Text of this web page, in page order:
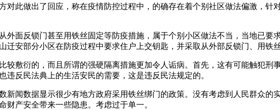
对此做出了回应，称在疫情防控过程中，的确存在着个别社区做法偏激，
外面反锁门甚至用铁丝固定等防疫措施，属于个别小区做法不当，当地已
迁安部分小区在防疫过程中要求住户上交钥匙，并采取从外部反锁门、用铁
较敷衍的，而且所谓的强硬隔离措施更加令人诟病。首先，这有可能触犯
违反民法典上的生活安民的需要，这是违反民法规定的。
新闻数据显示很少有地方政府采用铁丝绑门的政策。没有考虑到人民群众
财产安全带来一些隐患。考虑过于单一。